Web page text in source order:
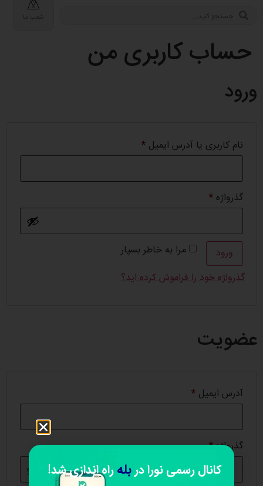
شعب ما
حساب کاربری من
ورود
نام کاربری یا آدرس ایمیل *
گذرواژه*
مرا به خاطر بسپار
ورود
گذرواژه خود را فراموش کرده اید؟
عضویت
آدرس ایمیل *
گذرواژه*
کانال رسمی نورا دربلهراه اندازی شد!